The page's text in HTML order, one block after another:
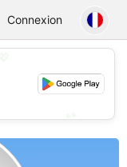
Connexion